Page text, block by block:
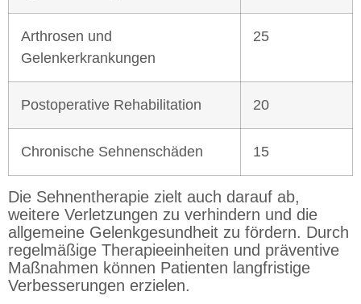
Arthrosen und
Gelenkerkrankungen
25
Postoperative Rehabilitation 20
Chronische Sehnenschäden 15
Die Sehnentherapie zielt auch darauf ab,
weitere Verletzungen zu verhindern und die
allgemeine Gelenkgesundheit zu fördern. Durch
regelmäßige Therapieeinheiten und präventive
Maßnahmen können Patienten langfristige
Verbesserungen erzielen.